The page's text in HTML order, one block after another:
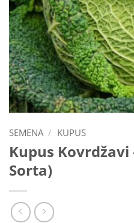
SEMENA / KUPUS
Kupus
Sorta)